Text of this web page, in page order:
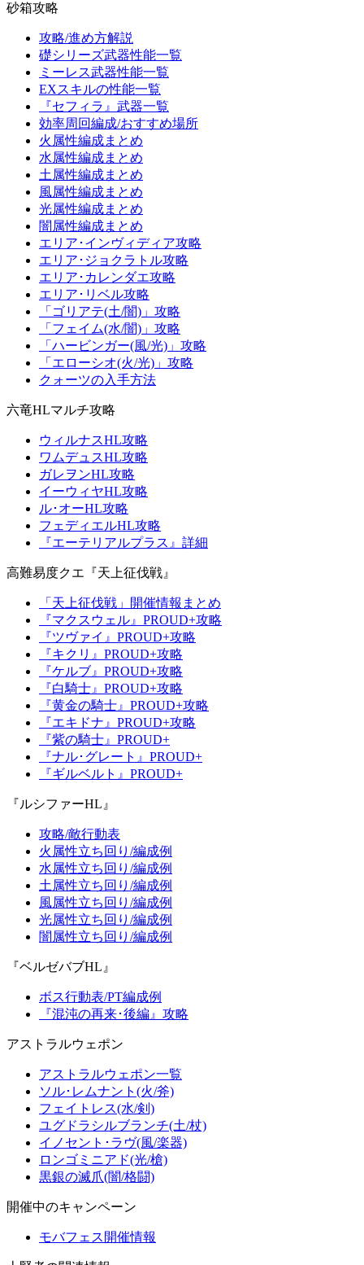
砂箱攻略
攻略/進め方解説
礎シリーズ武器性能一覧
ミーレス武器性能一覧
EXスキルの性能一覧
『セフィラ』武器一覧
効率周回編成/おすすめ場所
火属性編成まとめ
水属性編成まとめ
土属性編成まとめ
風属性編成まとめ
光属性編成まとめ
闇属性編成まとめ
エリア･インヴィディア攻略
エリア･ジョクラトル攻略
エリア･カレンダエ攻略
エリア･リベル攻略
「ゴリアテ(土/闇)」攻略
「フェイム(水/闇)」攻略
「ハービンガー(風/光)」攻略
「エローシオ(火/光)」攻略
クォーツの入手方法
六竜HLマルチ攻略
ウィルナスHL攻略
ワムデュスHL攻略
ガレヲンHL攻略
イーウィヤHL攻略
ル･オーHL攻略
フェディエルHL攻略
『エーテリアルプラス』詳細
高難易度クエ『天上征伐戦』
「天上征伐戦」開催情報まとめ
『マクスウェル』PROUD+攻略
『ツヴァイ』PROUD+攻略
『キクリ』PROUD+攻略
『ケルブ』PROUD+攻略
『白騎士』PROUD+攻略
『黄金の騎士』PROUD+攻略
『エキドナ』PROUD+攻略
『紫の騎士』PROUD+
『ナル･グレート』PROUD+
『ギルベルト』PROUD+
『ルシファーHL』
攻略/敵行動表
火属性立ち回り/編成例
水属性立ち回り/編成例
土属性立ち回り/編成例
風属性立ち回り/編成例
光属性立ち回り/編成例
闇属性立ち回り/編成例
『ベルゼバブHL』
ボス行動表/PT編成例
『混沌の再来･後編』攻略
アストラルウェポン
アストラルウェポン一覧
ソル･レムナント(火/斧)
フェイトレス(水/剣)
ユグドラシルブランチ(土/杖)
イノセント･ラヴ(風/楽器)
ロンゴミニアド(光/槍)
黒銀の滅爪(闇/格闘)
開催中のキャンペーン
モバフェス開催情報